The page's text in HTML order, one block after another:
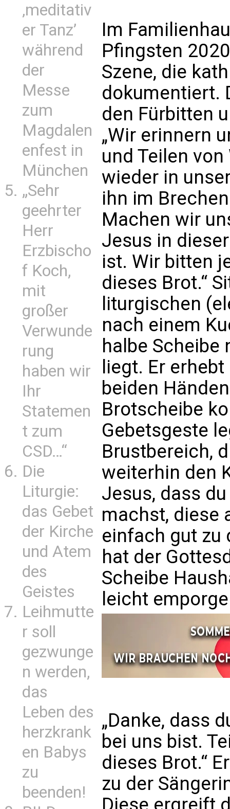
‚meditativ
er Tanz’
während
der
Messe
zum
Magdalen
enfest in
München
„Sehr
geehrter
Herr
Erzbischo
f Koch,
mit
großer
Verwunde
rung
haben wir
Ihr
Statemen
t zum
CSD…“
Die
Liturgie:
das Gebet
der Kirche
und Atem
des
Geistes
Leihmutte
r soll
gezwunge
n werden,
das
Leben des
herzkrank
en Babys
zu
beenden!
Im
Pfingsten
Szene, die
dokumentiert.
den Fürbitten
„Wir erinnern
und Teilen
wieder in
ihn im
Machen wir
Jesus in
ist. Wir bitten
dieses Brot.“
liturgischen
nach einem
halbe
liegt. Er
beiden
Brotscheibe
Gebetsgeste
Brustbereich,
weiterhin den
Jesus, dass
machst, diese
einfach gut zu
hat der
Scheibe
leicht
„Danke, dass
bei uns bist.
dieses Brot.“
zu der